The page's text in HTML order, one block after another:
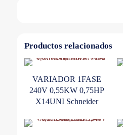
Productos relacionados
VARIADOR 1FASE
240V 0,55KW 0,75HP
X14UNI Schneider